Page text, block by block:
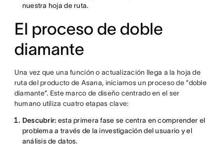
nuestra hoja de ruta.
El proceso de doble
diamante
Una vez que una función o actualización llega a la hoja de
ruta del producto de Asana, iniciamos un proceso de “doble
diamante”. Este marco de diseño centrado en el ser
humano utiliza cuatro etapas clave:
Descubrir: esta primera fase se centra en comprender el
problema a través de la investigación del usuario y el
análisis de datos.